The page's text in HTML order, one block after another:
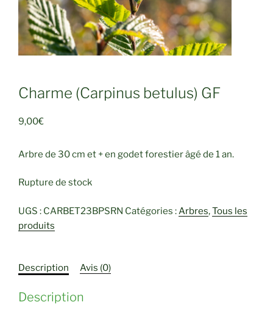
Charme (Carpinus betulus) GF
9,00€
Arbre de 30 cm et + en godet forestier âgé de 1 an.
Rupture de stock
UGS : CARBET23BPSRN Catégories :Arbres,Tous les
produits
Description Avis (0)
Description